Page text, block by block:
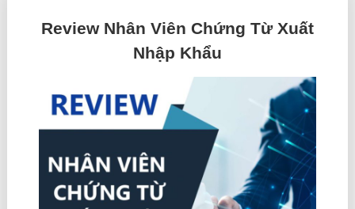
Review Nhân Viên Chứng Từ Xuất
Nhập Khẩu